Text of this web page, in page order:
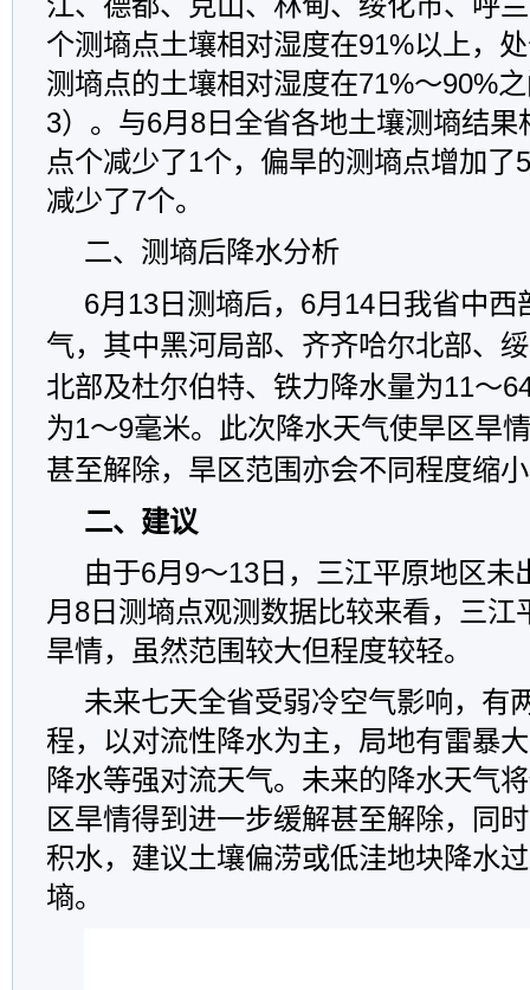
个测墒点土壤相对湿度在91%以上，
测墒点的土壤相对湿度在71%～90%
3）。与6月8日全省各地土壤测墒结果
点个减少了1个，偏旱的测墒点增加了
减少了7个。
二、测墒后降水分析
6月13日测墒后，6月14日我省中西
气，其中黑河局部、齐齐哈尔北部、
北部及杜尔伯特、铁力降水量为11～
为1～9毫米。此次降水天气使旱区旱
甚至解除，旱区范围亦会不同程度缩
二、建议
由于6月9～13日，三江平原地区未
月8日测墒点观测数据比较来看，三江
旱情，虽然范围较大但程度较轻。
未来七天全省受弱冷空气影响，有
程，以对流性降水为主，局地有雷暴
降水等强对流天气。未来的降水天气
区旱情得到进一步缓解甚至解除，同
积水，建议土壤偏涝或低洼地块降水
墒。